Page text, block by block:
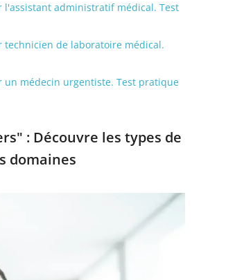
administratif médical. Test
de laboratoire médical.
médecin urgentiste. Test pratique
: Découvre les types de
domaines